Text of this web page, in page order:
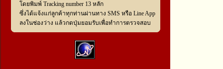
โดยพิมพ์ Tracking number 13 หลัก
ซึ่งได้แจ้งแก่ลูกค้าทุกท่านผ่านทาง SMS หรือ Line App
ลงในช่องว่าง แล้วกดปุ่มยอมรับเพื่อทำการตรวจสอบ